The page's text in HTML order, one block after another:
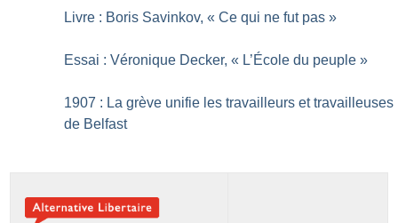
Livre : Boris Savinkov, « Ce qui ne fut pas »
Essai : Véronique Decker, « L’École du peuple »
1907 : La grève unifie les travailleurs et travailleuses
de Belfast